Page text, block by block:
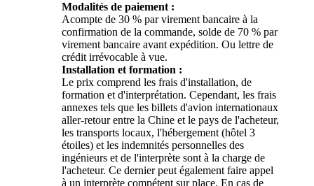
Modalités de paiement :
Acompte de 30 % par virement bancaire à la
confirmation de la commande, solde de 70 % par
virement bancaire avant expédition. Ou lettre de
crédit irrévocable à vue.
Installation et formation :
Le prix comprend les frais d'installation, de
formation et d'interprétation. Cependant, les frais
annexes tels que les billets d'avion internationaux
aller-retour entre la Chine et le pays de l'acheteur,
les transports locaux, l'hébergement (hôtel 3
étoiles) et les indemnités personnelles des
ingénieurs et de l'interprète sont à la charge de
l'acheteur. Ce dernier peut également faire appel
à un interprète compétent sur place. En cas de